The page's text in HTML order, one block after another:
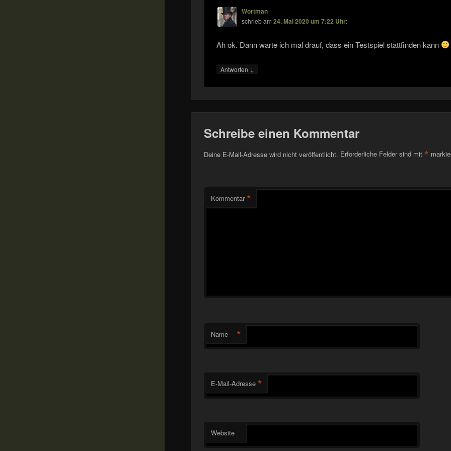
Wortman
schriebam24. Mai 2020 um 7:22 Uhr:
Ah ok. Dann warte ich mal drauf, dass ein Testspiel stattfinden kann
Antworten ↓
Schreibe einen Kommentar
Deine E-Mail-Adresse wird nicht veröffentlicht. Erforderliche Felder sind mit *
Kommentar *
Name *
E-Mail-Adresse *
Website